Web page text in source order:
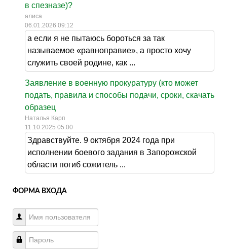
в спезназе)?
алиса
06.01.2026 09:12
а если я не пытаюсь бороться за так
называемое «равноправие», а просто хочу
служить своей родине, как ...
Заявление в военную прокуратуру (кто может
подать, правила и способы подачи, сроки, скачать
образец
Наталья Карп
11.10.2025 05:00
Здравствуйте. 9 октября 2024 года при
исполнении боевого задания в Запорожской
области погиб сожитель ...
ФОРМА ВХОДА